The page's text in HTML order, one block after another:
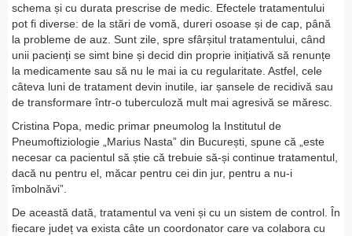
schema și cu durata prescrise de medic. Efectele tratamentului
pot fi diverse: de la stări de vomă, dureri osoase și de cap, până
la probleme de auz. Sunt zile, spre sfârșitul tratamentului, când
unii pacienți se simt bine și decid din proprie inițiativă să renunțe
la medicamente sau să nu le mai ia cu regularitate. Astfel, cele
câteva luni de tratament devin inutile, iar șansele de recidivă sau
de transformare într-o tuberculoză mult mai agresivă se măresc.
Cristina Popa, medic primar pneumolog la Institutul de
Pneumoftiziologie „Marius Nasta” din București, spune că „este
necesar ca pacientul să știe că trebuie să-și continue tratamentul,
dacă nu pentru el, măcar pentru cei din jur, pentru a nu-i
îmbolnăvi”.
De această dată, tratamentul va veni și cu un sistem de control. În
fiecare județ va exista câte un coordonator care va colabora cu